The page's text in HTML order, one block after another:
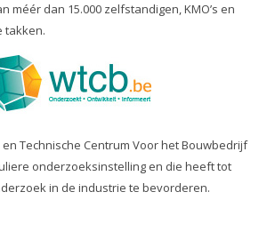
méér dan 15.000 zelfstandigen, KMO’s en
takken.
Technische Centrum Voor het Bouwbedrijf
onderzoeksinstelling en die heeft tot
in de industrie te bevorderen.